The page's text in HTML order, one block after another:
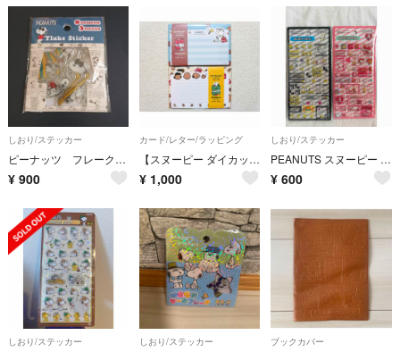
しおり/ステッカー
ピーナッツ フレークステッカー スヌーピー サーフ ＰＫＳ３３９
¥ 900
カード/レター/ラッピング
【スヌーピー ダイカットレター2点】大人気キャラクター 水色 白 クッキー 便箋
¥ 1,000
しおり/ステッカー
PEANUTS スヌーピー ブロックシール 2種セット
¥ 600
しおり/ステッカー しおり/ステッカー ブックカバー